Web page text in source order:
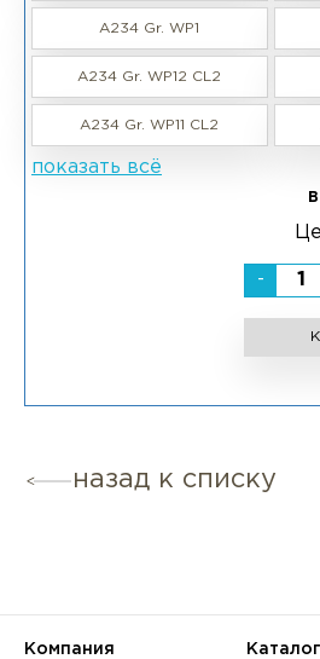
A234 Gr. WP1
A234 Gr. WP12 CL2
A234 Gr. WP11 CL2
показать всё
-
назад к списку
Компания Каталог